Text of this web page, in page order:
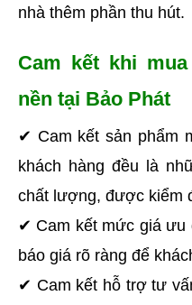
nhà thêm phần thu hút.
Cam kết khi
nền tại Bảo Phát
✔ Cam kết sản phẩm
khách hàng đều là
chất lượng, được kiểm
✔ Cam kết mức giá ưu
báo giá rõ ràng để
✔ Cam kết hỗ trợ tư